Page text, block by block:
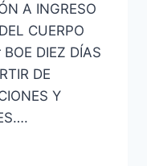
A INGRESO
CUERPO
DIEZ DÍAS
DE
Y